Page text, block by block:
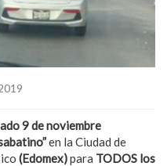
9 de noviembre
en la Ciudad de
(Edomex)para TODOS los